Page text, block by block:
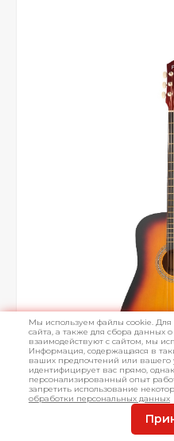
Мы используем файлы cookie.
сайта, а также для сбора данных
взаимодействуют с сайтом, мы
Информация, содержащаяся в
ваших предпочтений или вашего
идентифицирует вас прямо,
персонализированный опыт
запретить использование
обработки персональных данных